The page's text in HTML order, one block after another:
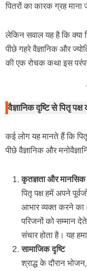
पितरों का कारक ग्रह माना
लेकिन सवाल यह है कि
पीछे गहरे वैज्ञानिक और
की एक रोचक कथा इस
वैज्ञानिक दृष्टि से पितृ
कई लोग यह मानते हैं कि
पीछे वैज्ञानिक और
कृतज्ञता और
पितृ पक्ष हमें अपने
आभार व्यक्त करने
परिजनों को सम्मान
संचार होता है। यह
सामाजिक दृष्टि
श्राद्ध के दौरान